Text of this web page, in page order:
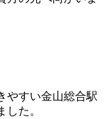
やすい金山総合駅
た。